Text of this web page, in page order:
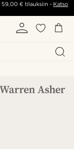
59,00 €tilauksiin - Katso